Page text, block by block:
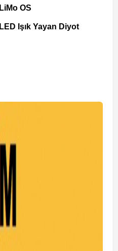
LiMo OS
LED Işık Yayan Diyot